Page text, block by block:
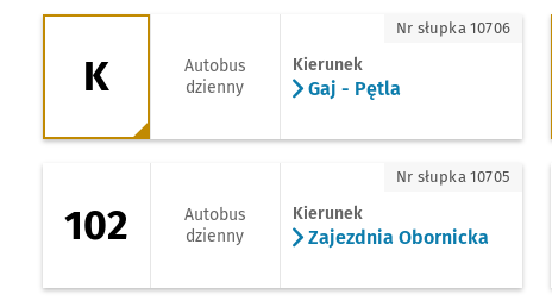
K - kierunek Gaj - Pętla
K
Autobus
dzienny
Kierunek
Gaj - Pętla
Nr słupka 10706
102 - kierunek Zajezdnia Obornicka
102
Autobus
dzienny
Kierunek
Zajezdnia Obornicka
Nr słupka 10705